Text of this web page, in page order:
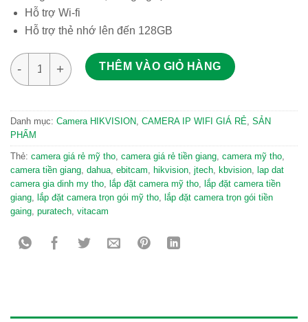
Hỗ trợ Wi-fi
Hỗ trợ thẻ nhớ lên đến 128GB
Camera IP Wifi toàn cảnh 3MP Hikvision DS-2CV2U32FD-IW số
THÊM VÀO GIỎ HÀNG
Danh mục: Camera HIKVISION, CAMERA IP WIFI GIÁ RẺ, SẢN
PHẨM
Thẻ: camera giá rẻ mỹ tho, camera giá rẻ tiền giang, camera mỹ tho,
camera tiền giang, dahua, ebitcam, hikvision, jtech, kbvision, lap dat
camera gia dinh my tho, lắp đặt camera mỹ tho, lắp đặt camera tiền
giang, lắp đặt camera trọn gói mỹ tho, lắp đặt camera trọn gói tiền
gaing, puratech, vitacam